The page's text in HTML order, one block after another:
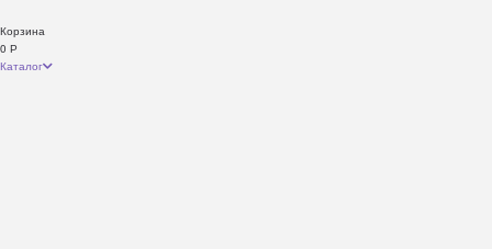
Корзина
0 Р
Каталог